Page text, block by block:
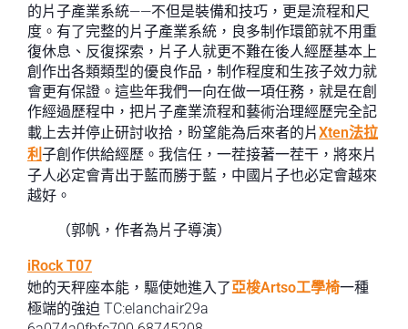
的片子產業系統——不但是裝備和技巧，更是流程和尺
度。有了完整的片子產業系統，良多制作環節就不用重
復休息、反復探索，片子人就更不難在後人經歷基本上
創作出各類類型的優良作品，制作程度和生孩子效力就
會更有保證。這些年我們一向在做一項任務，就是在創
作經過歷程中，把片子產業流程和藝術治理經歷完全記
載上去并停止研討收拾，盼望能為后來者的片Xten法拉
利 子創作供給經歷。我信任，一茬接著一茬干，將來片
子人必定會青出于藍而勝于藍，中國片子也必定會越來
越好。
（郭帆， 作者為片子導演）
iRock T07
她的天秤座本能，驅使她進入了亞梭Artso工學椅一種
極端的強迫 TC:elanchair29a